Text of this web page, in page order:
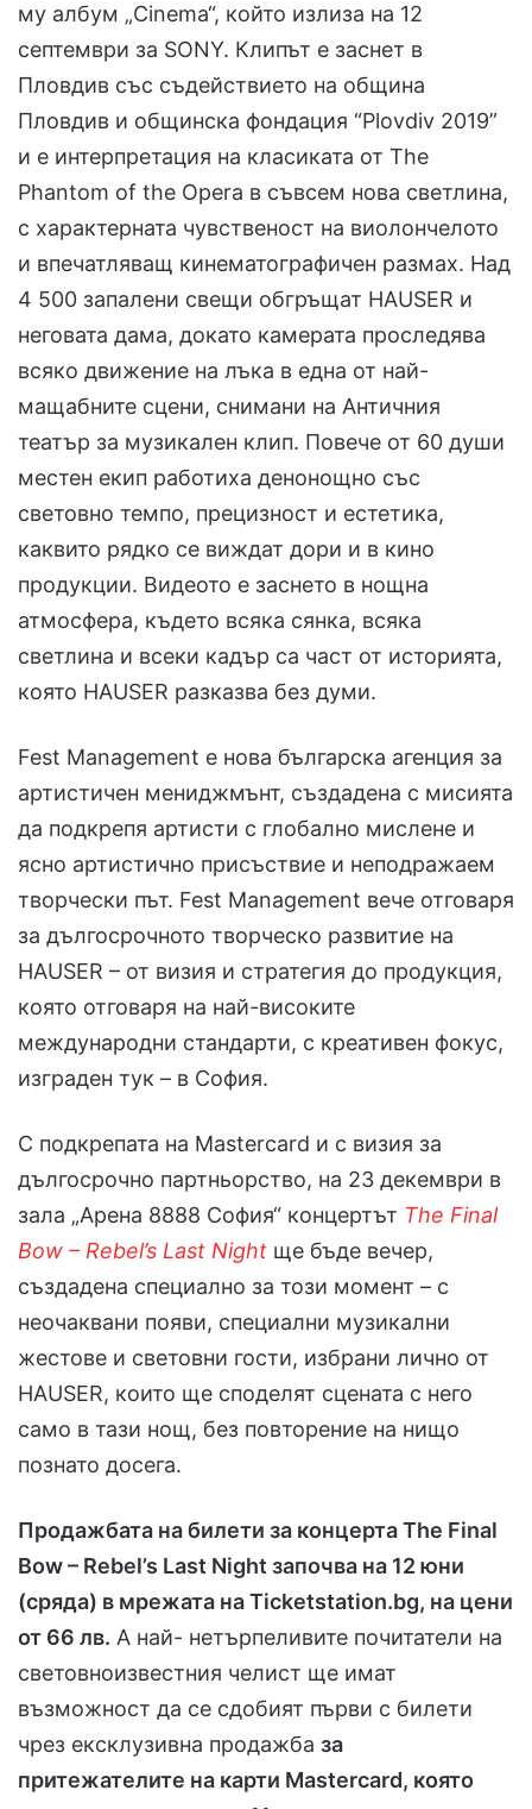
му албум „Cinema“, който излиза на 12
септември за SONY. Клипът е заснет в
Пловдив със съдействието на община
Пловдив и общинска фондация “Plovdiv 2019”
и е интерпретация на класиката от The
Phantom of the Opera в съвсем нова светлина,
с характерната чувственост на виолончелото
и впечатляващ кинематографичен размах. Над
4 500 запалени свещи обгръщат HAUSER и
неговата дама, докато камерата проследява
всяко движение на лъка в една от най-
мащабните сцени, снимани на Античния
театър за музикален клип. Повече от 60 души
местен екип работиха денонощно със
световно темпо, прецизност и естетика,
каквито рядко се виждат дори и в кино
продукции. Видеото е заснето в нощна
атмосфера, където всяка сянка, всяка
светлина и всеки кадър са част от историята,
която HAUSER разказва без думи.
Fest Management е нова българска агенция за
артистичен мениджмънт, създадена с мисията
да подкрепя артисти с глобално мислене и
ясно артистично присъствие и неподражаем
творчески път. Fest Management вече отговаря
за дългосрочното творческо развитие на
HAUSER – от визия и стратегия до продукция,
която отговаря на най-високите
международни стандарти, с креативен фокус,
изграден тук – в София.
С подкрепата на Mastercard и с визия за
дългосрочно партньорство, на 23 декември в
зала „Арена 8888 София“ концертът The Final
Bow – Rebel’s Last Night ще бъде вечер,
създадена специално за този момент – с
неочаквани появи, специални музикални
жестове и световни гости, избрани лично от
HAUSER, които ще споделят сцената с него
само в тази нощ, без повторение на нищо
познато досега.
Продажбата на билети за концерта The Final
Bow – Rebel’s Last Night започва на 12 юни
(сряда) в мрежата на Ticketstation.bg, на цени
от 66 лв. А най- нетърпеливите почитатели на
световноизвестния челист ще имат
възможност да се сдобият първи с билети
чрез ексклузивна продажба за
притежателите на карти Mastercard, която